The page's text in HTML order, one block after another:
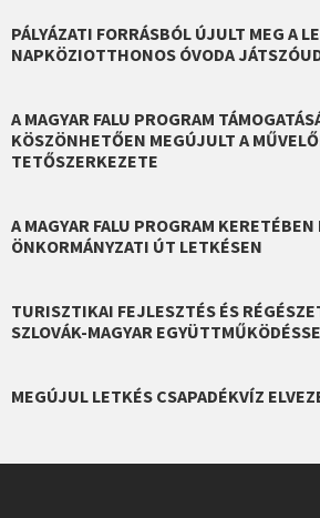
PÁLYÁZATI FORRÁSBÓL ÚJULT MEG A
NAPKÖZIOTTHONOS ÓVODA
A MAGYAR FALU PROGRAM
KÖSZÖNHETŐEN MEGÚJULT A
TETŐSZERKEZETE
A MAGYAR FALU PROGRAM
ÖNKORMÁNYZATI ÚT LETKÉSEN
TURISZTIKAI FEJLESZTÉS ÉS
SZLOVÁK-MAGYAR
MEGÚJUL LETKÉS CSAPADÉKVÍZ